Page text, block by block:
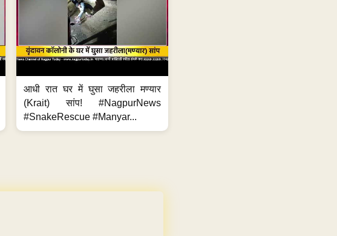
आधी रात घर में घुसा जहरीला मण्यार
(Krait) सांप! #NagpurNews
#SnakeRescue #Manyar...